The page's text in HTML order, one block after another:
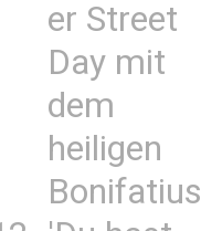
er Street
Day mit
dem
heiligen
Bonifatius